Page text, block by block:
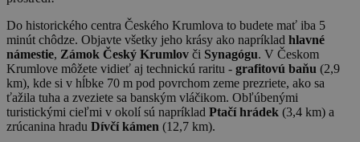
Do historického centra Českého Krumlova to budete mať iba 5
minút chôdze. Objavte všetky jeho krásy ako napríklad hlavné
námestie, Zámok Český Krumlov či Synagógu. V Českom
Krumlove môžete vidieť aj technickú raritu - grafitovú baňu (2,9
km), kde si v hĺbke 70 m pod povrchom zeme prezriete, ako sa
ťažila tuha a zveziete sa banským vláčikom. Obľúbenými
turistickými cieľmi v okolí sú napríklad Ptačí hrádek (3,4 km) a
zrúcanina hradu Dívčí kámen (12,7 km).